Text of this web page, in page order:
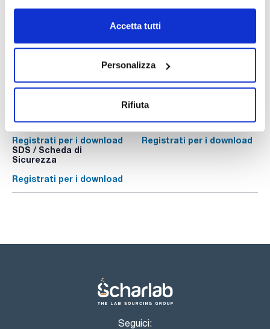
Accetta tutti
Personalizza
Rifiuta
Disponibilità:Controlla le scorte
TDS / Scheda tecnica
Registrati per i download
COA
Registrati per i download
SDS / Scheda di
Sicurezza
Registrati per i download
Seguici: